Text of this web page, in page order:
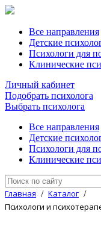
Все направления
Детские
Психологи для
Клинические
Личный кабинет
Подобрать психолога
Выбрать психолога
Все направления
Детские
Психологи для
Клинические
Главная / Каталог/
Психологи и